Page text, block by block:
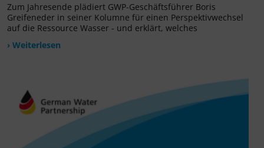
Zum Jahresende plädiert GWP-Geschäftsführer Boris
Greifeneder in seiner Kolumne für einen Perspektivwechsel
auf die Ressource Wasser - und erklärt, welches
› Weiterlesen